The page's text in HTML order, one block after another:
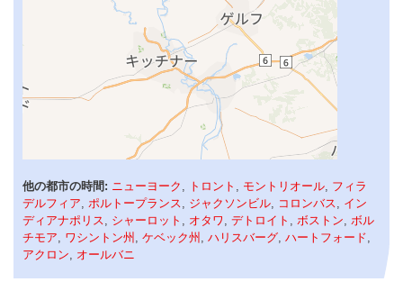
他の都市の時間: ニューヨーク トロント モントリオール フィラ
デルフィア
ポルトープランス ジャクソンビル コロンバス
イン
ディアナポリス
シャーロット オタワ デトロイト ボストン
ボル
チモア
ワシントン州 ケベック州 ハリスバーグ ハートフォード
アクロン
オールバニ